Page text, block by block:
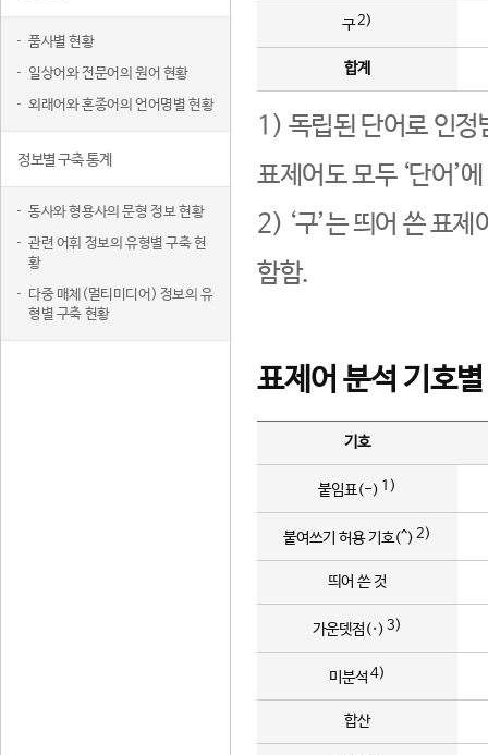
품사별 현황
일상어와 전문어의 원어 현황
외래어와 혼종어의 언어명별 현황
정보별 구축 통계
동사와 형용사의 문형 정보 현황
관련 어휘 정보의 유형별 구축 현
황
다중 매체(멀티미디어) 정보의 유
형별 구축 현황
구2)
합계
1) 독립된 단어로 인정
표제어도 모두 ‘단어’
2) ‘구’는 띄어 쓴 표
함함.
표제어 분석 기호
기호
붙임표(-) 1)
붙여쓰기 허용 기호(^) 2)
띄어 쓴 것
가운뎃점(·) 3)
미분석 4)
합산